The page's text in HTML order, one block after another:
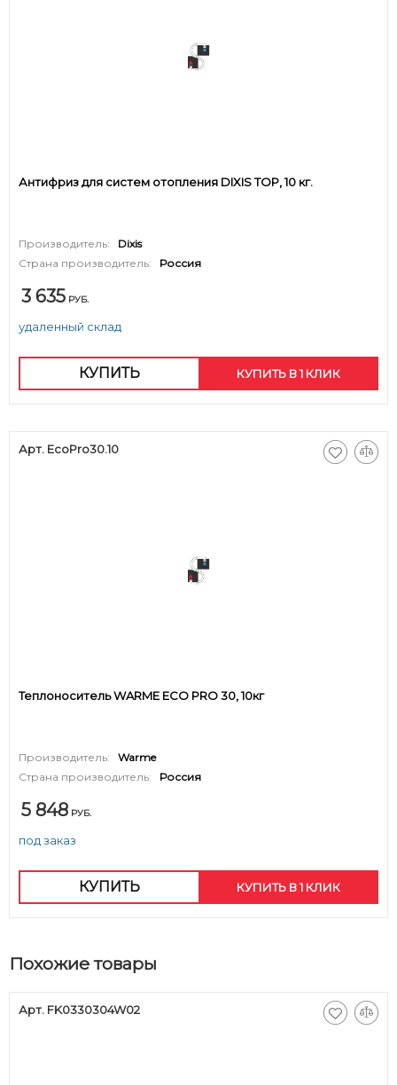
Антифриз для систем отопления DIXIS TOP, 10 кг.
Производитель:
Dixis
Страна производитель:
Россия
3 635 РУБ.
удаленный склад
КУПИТЬ КУПИТЬ В 1 КЛИК
Арт. EcoPro30.10
Теплоноситель WARME ECO PRO 30, 10кг
Производитель:
Warme
Страна производитель:
Россия
5 848 РУБ.
под заказ
КУПИТЬ КУПИТЬ В 1 КЛИК
Похожие товары
Арт. FK0330304W02